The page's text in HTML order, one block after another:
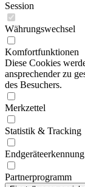
Session
Währungswechsel
Komfortfunktionen
Diese Cookies
ansprechender zu
des Besuchers.
Merkzettel
Statistik & Tracking
Endgeräteerkennung
Partnerprogramm